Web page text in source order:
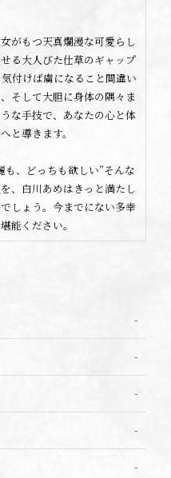
がもつ天真爛漫な可愛らし
る大人びた仕草のギャップ
付けば虜になること間違い
そして大胆に身体の隅々ま
な手技で、あなたの心と体
と導きます。
も、どっちも欲しい”そんな
、白川あめはきっと満たし
しょう。今までにない多幸
能ください。
-
-
-
-
-